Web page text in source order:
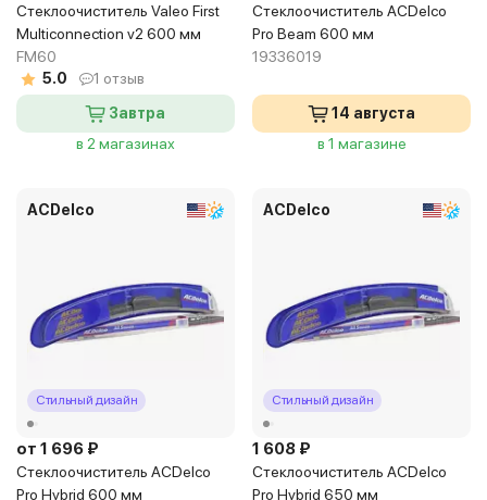
Стеклоочиститель Valeo First
Multiconnection v2 600 мм
FM60
5.0
1 отзыв
Завтра
в 2 магазинах
Стеклоочиститель ACDelco
Pro Beam 600 мм
19336019
14 августа
в 1 магазине
ACDelco
Стильный дизайн
от 1 696 ₽
Стеклоочиститель ACDelco
Pro Hybrid 600 мм
ACDelco
Стильный дизайн
1 608 ₽
Стеклоочиститель ACDelco
Pro Hybrid 650 мм